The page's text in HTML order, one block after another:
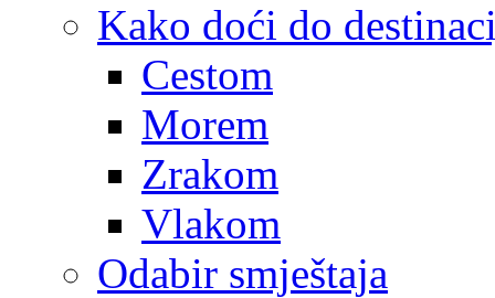
Kako doći do
Cestom
Morem
Zrakom
Vlakom
Odabir smještaja